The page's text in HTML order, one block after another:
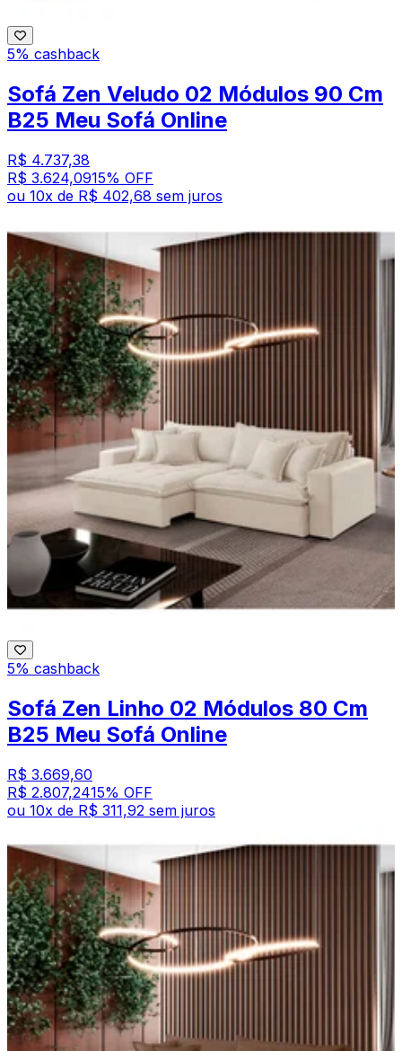
5% cashback
Sofá Zen Veludo 02 Módulos 90 Cm
B25 Meu Sofá Online
R$ 4.737,38
R$ 3.624,0915% OFF
ou 10x de R$ 402,68 sem juros
5% cashback
Sofá Zen Linho 02 Módulos 80 Cm
B25 Meu Sofá Online
R$ 3.669,60
R$ 2.807,2415% OFF
ou 10x de R$ 311,92 sem juros